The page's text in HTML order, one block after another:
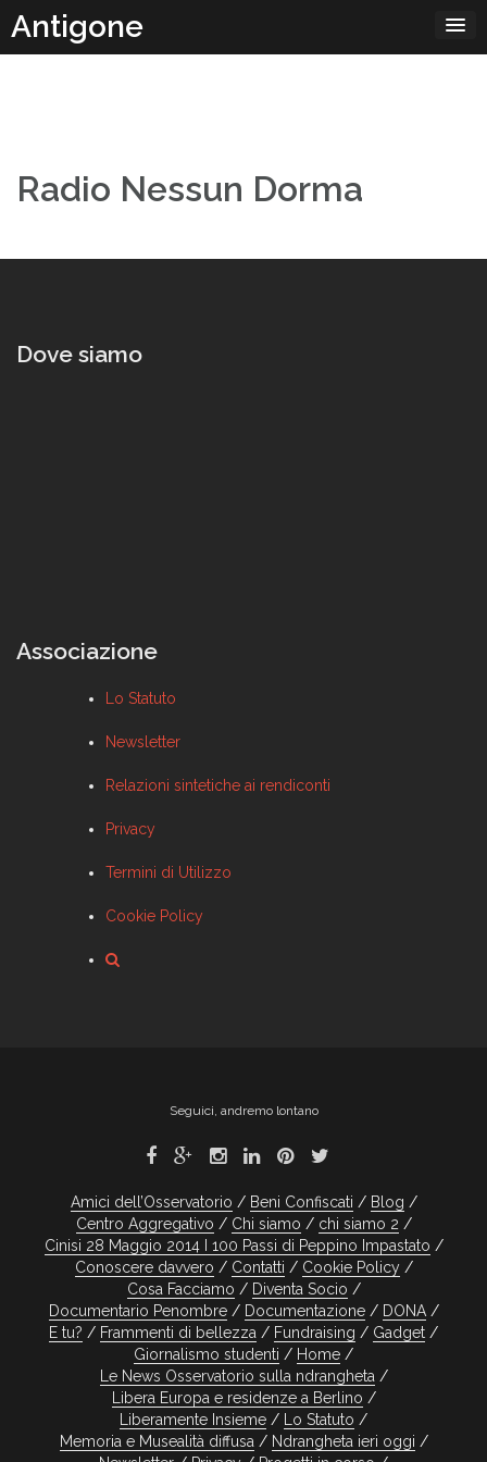
contenuto
Antigone
Radio Nessun Dorma
Dove siamo
Associazione
Lo Statuto
Newsletter
Relazioni sintetiche ai rendiconti
Privacy
Termini di Utilizzo
Cookie Policy
Seguici, andremo lontano
Amici dell’Osservatorio Beni Confiscati
Blog
Centro Aggregativo
Chi siamo
chi siamo 2
Cinisi 28 Maggio 2014 I 100 Passi di Peppino Impastato
Conoscere davvero
Contatti
Cookie Policy
Cosa Facciamo
Diventa Socio
Documentario Penombre
Documentazione
DONA
E tu?
Frammenti di bellezza Fundraising
Gadget
Giornalismo studenti
Home
Le News Osservatorio sulla ndrangheta
Libera Europa e residenze a Berlino
Liberamente Insieme
Lo Statuto
Memoria e Musealità diffusa
Ndrangheta ieri oggi